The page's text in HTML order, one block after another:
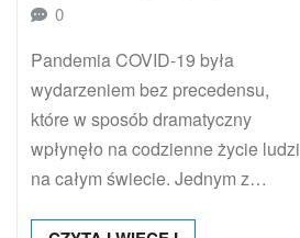
0
Pandemia COVID-19 była
wydarzeniem bez precedensu,
które w sposób dramatyczny
wpłynęło na codzienne życie ludzi
na całym świecie. Jednym z…